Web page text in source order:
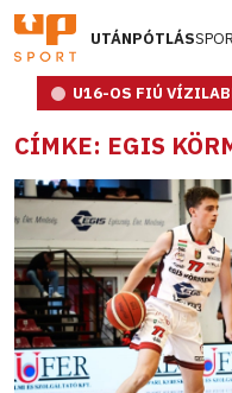
UTÁNPÓTLÁS
U16-OS FIÚ
CÍMKE: EGIS